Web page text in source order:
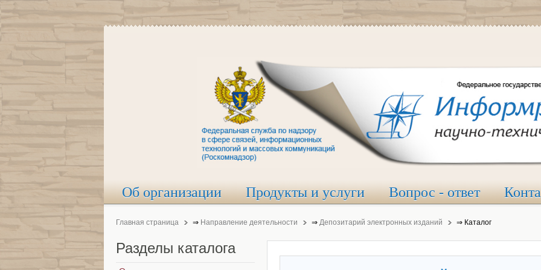
Об организации Продукты и услуги Вопрос - ответ
Главная страница ⇒ Направление деятельности ⇒ Депозитарий электронных изданий ⇒ Каталог
Разделы каталога